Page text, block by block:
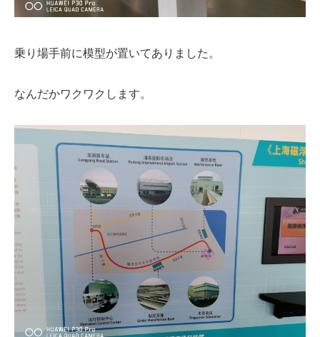
乗り場手前に模型が置いてありました。
なんだかワクワクします。